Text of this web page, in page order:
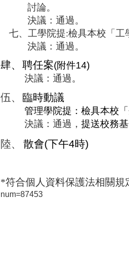
討論。
決議：通過。
七、 工學院提:檢具本校「工
決議：通過。
肆、 聘任案(附件14)
決議：通過。
伍、 臨時動議
管理學院提：檢具本校
決議：通過，提送校務
陸、 散會(下午4時)
*符合個人資料保護法相關規
num=87453